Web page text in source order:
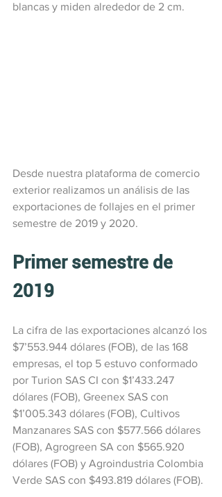
blancas y miden alrededor de 2 cm.
Desde nuestra plataforma de comercio
exterior realizamos un análisis de las
exportaciones de follajes en el primer
semestre de 2019 y 2020.
Primer semestre de
2019
La cifra de las exportaciones alcanzó los
$7’553.944 dólares (FOB), de las 168
empresas, el top 5 estuvo conformado
por Turion SAS CI con $1’433.247
dólares (FOB), Greenex SAS con
$1’005.343 dólares (FOB), Cultivos
Manzanares SAS con $577.566 dólares
(FOB), Agrogreen SA con $565.920
dólares (FOB) y Agroindustria Colombia
Verde SAS con $493.819 dólares (FOB).